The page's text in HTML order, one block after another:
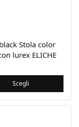
Stola color
lurex ELICHE
Scegli